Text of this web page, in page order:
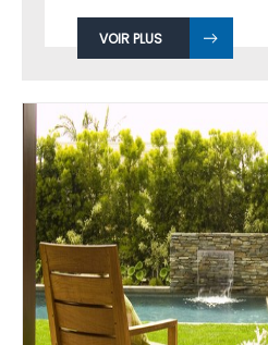
VOIR PLUS